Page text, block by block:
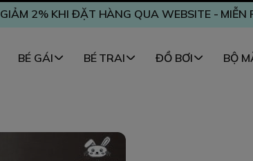
GIẢM 2% KHI ĐẶT HÀNG QUA WEBSITE -
BÉ GÁI BÉ TRAI ĐỒ BƠI BỘ